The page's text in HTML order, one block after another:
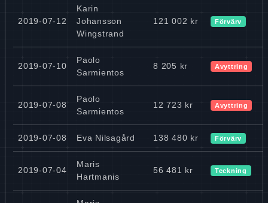
2019-07-12
Karin
Johansson
Wingstrand
121 002 kr Förvärv
2019-07-10
Paolo
Sarmientos
8 205 kr Avyttring
2019-07-08
Paolo
Sarmientos
12 723 kr Avyttring
2019-07-08 Eva Nilsagård 138 480 kr Förvärv
2019-07-04
Maris
Hartmanis
56 481 kr Teckning